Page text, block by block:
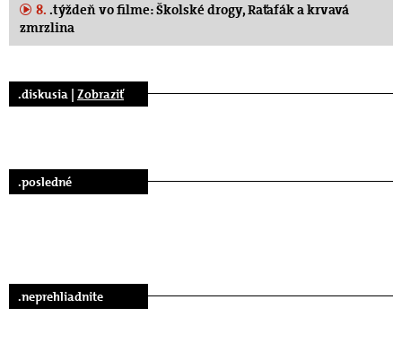
8. .týždeň vo filme: Školské drogy, Raťafák a krvavá
zmrzlina
.diskusia | Zobraziť
.posledné
.neprehliadnite